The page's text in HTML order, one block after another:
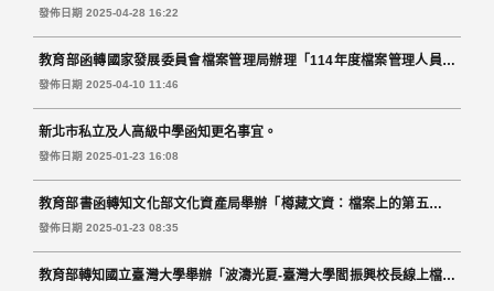
發佈日期 2025-04-28 16:22
教育部函轉國家發展委員會檔案管理局辦理「114年度檔案管理人員專
業認證考試簡章」。
發佈日期 2025-04-10 11:46
新北市私立及人高級中學函知更名事宜。
發佈日期 2025-01-23 16:08
教育部書函轉知文化部文化資產局舉辦「樽藏文資：檔案上的第五酒廠
與文化資產局」特展活動。
發佈日期 2025-01-23 08:35
教育部轉知國立臺灣大學舉辦「波濤光夏-臺灣大學閻振興校長線上檔案